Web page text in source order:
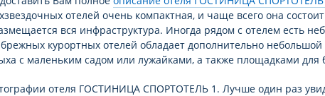
отелей очень компактная, и чаще всего она
вся инфраструктура. Иногда рядом с отелем есть
курортных отелей обладает дополнительно небольшой
с маленьким садом или лужайками, а также площадками для
отеля ГОСТИНИЦА СПОРТОТЕЛЬ 1. Лучше один раз